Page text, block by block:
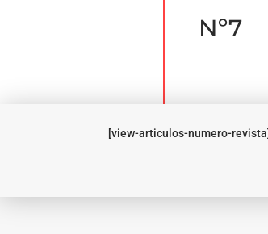
Nº7
[view-articulos-numero-revista]